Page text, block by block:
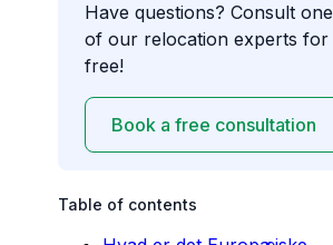
Have questions? Consult one
of our relocation experts for
free!
Book a free consultation
Table of contents